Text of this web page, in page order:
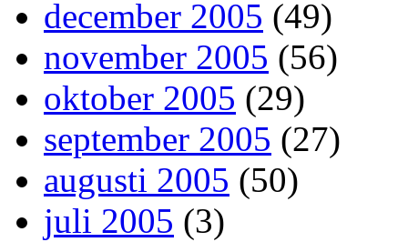
december 2005 (49)
november 2005 (56)
oktober 2005 (29)
september 2005 (27)
augusti 2005 (50)
juli 2005 (3)